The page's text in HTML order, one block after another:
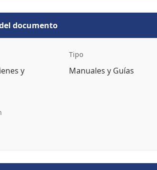
documento
y
Tipo
Manuales y Guías